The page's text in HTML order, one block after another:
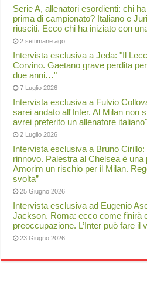
Serie A, allenatori esordienti: chi
prima di campionato? Italiano e
riusciti. Ecco chi ha iniziato con
2 settimane ago
Intervista esclusiva a Jeda: "Il
Corvino. Gaetano grave perdita
due anni…"
7 Luglio 2026
Intervista esclusiva a Fulvio
sarei andato all'Inter. Al Milan non
avrei preferito un allenatore italiano"
2 Luglio 2026
Intervista esclusiva a Bruno
rinnovo. Palestra al Chelsea è una
Amorim un rischio per il Milan.
svolta”
25 Giugno 2026
Intervista esclusiva ad Eugenio
Jackson. Roma: ecco come finirà
preoccupazione. L’Inter può fare il
23 Giugno 2026